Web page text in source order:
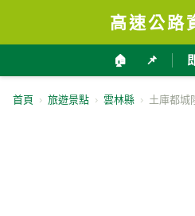
高速公路
🏠 📌
首頁 › 旅遊景點 › 雲林縣 › 土庫都城